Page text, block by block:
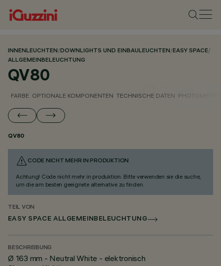
INNENLEUCHTEN/DOWNLIGHTS UND EINBAULEUCHTEN/EASY SPACE/
ALLGEMEINBELEUCHTUNG
QV80
FARBE OPTIONALE KOMPONENTEN TECHNISCHE DATEN
QV80
CODE NICHT MEHR IN PRODUKTION
Achtung! Code nicht mehr in produktion. Bitte verwenden sie die suche,
um die am besten geeignete alternative zu finden.
TEIL VON
EASY SPACE ALLGEMEINBELEUCHTUNG
BESCHREIBUNG
Ø 163 mm - Neutral White - elektronisch